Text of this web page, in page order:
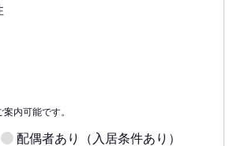
内可能です。
配偶者あり（入居条件あり）